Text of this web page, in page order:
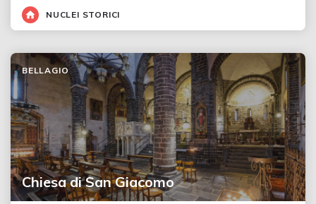
NUCLEI STORICI
Chiesa di San Giacomo
BELLAGIO